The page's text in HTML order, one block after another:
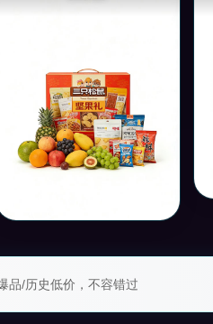
品/历史低价，不容错过